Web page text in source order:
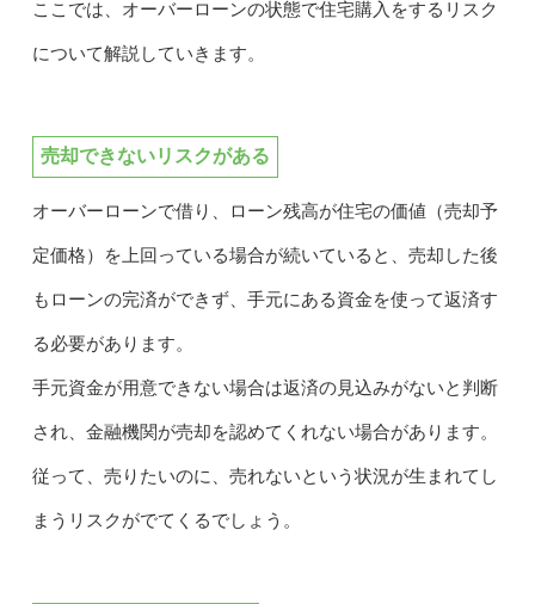
ここでは、オーバーローンの状態で住宅購入をするリスク
について解説していきます。
売却できないリスクがある
オーバーローンで借り、ローン残高が住宅の価値（売却予
定価格）を上回っている場合が続いていると、売却した後
もローンの完済ができず、手元にある資金を使って返済す
る必要があります。
手元資金が用意できない場合は返済の見込みがないと判断
され、金融機関が売却を認めてくれない場合があります。
従って、売りたいのに、売れないという状況が生まれてし
まうリスクがでてくるでしょう。